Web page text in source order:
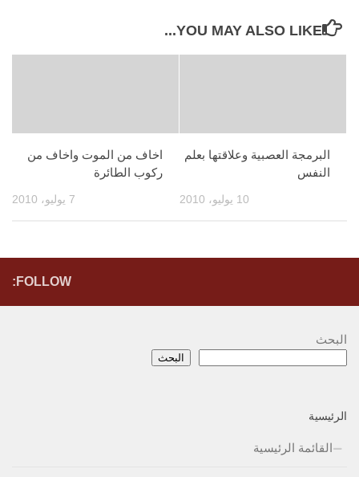
YOU MAY ALSO LIKE...
اخاف من الموت واخاف من
ركوب الطائرة
7 يوليو، 2010
البرمجة العصبية وعلاقتها بعلم
النفس
10 يوليو، 2010
FOLLOW:
البحث
البحث
الرئيسية
القائمة الرئيسية